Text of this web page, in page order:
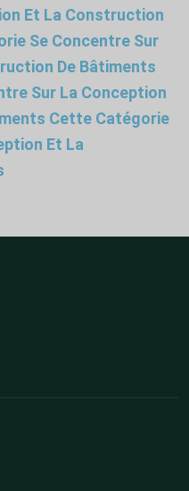
Et La Construction
Se Concentre Sur
De Bâtiments
Sur La Conception
Cette Catégorie
Et La